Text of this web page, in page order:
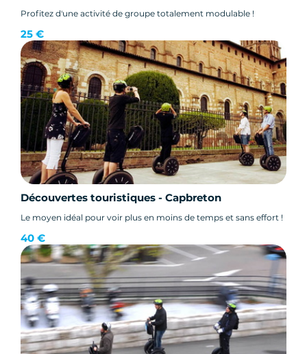
Profitez d'une activité de groupe totalement modulable !
25 €
Découvertes touristiques - Capbreton
Le moyen idéal pour voir plus en moins de temps et sans effort !
40 €